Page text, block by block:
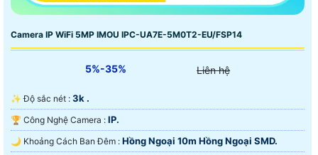
Camera IP WiFi 5MP IMOU IPC-UA7E-5M0T2-EU/FSP14
5%-35% Liên hệ
✨ Độ sắc nét : 3k .
🏆 Công Nghệ Camera : IP.
🌙 Khoảng Cách Ban Đêm : Hồng Ngoại 10m Hồng Ngoại SMD.